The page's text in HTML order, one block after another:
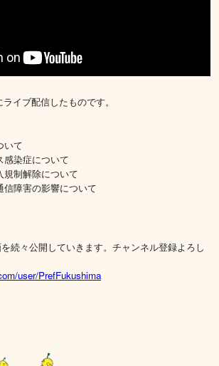
イブ配信したものです。
いて
感染症について
規制解除について
信障害の影響について
続々公開していきます。チャンネル登録よろし
user/PrefFukushima